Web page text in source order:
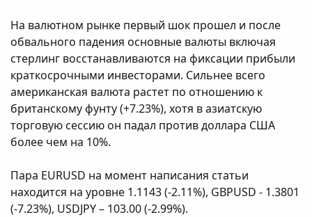
На валютном рынке первый шок прошел и после
обвального падения основные валюты включая
стерлинг восстанавливаются на фиксации прибыли
краткосрочными инвесторами. Сильнее всего
американская валюта растет по отношению к
британскому фунту (+7.23%), хотя в азиатскую
торговую сессию он падал против доллара США
более чем на 10%.
Пара EURUSD на момент написания статьи
находится на уровне 1.1143 (-2.11%), GBPUSD - 1.3801
(-7.23%), USDJPY – 103.00 (-2.99%).